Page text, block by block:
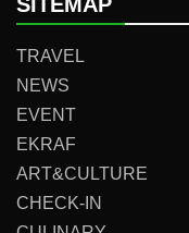
TRAVEL
NEWS
EVENT
EKRAF
ART&CULTURE
CHECK-IN